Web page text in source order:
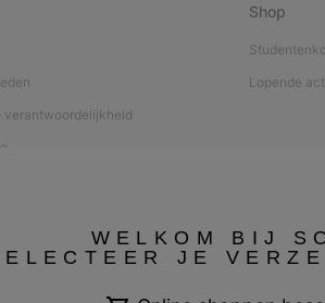
verantwoordelijkheid
Shop
Lopende
WELKOM BIJ
JE